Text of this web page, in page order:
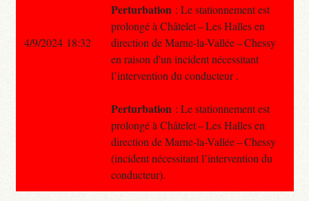
Perturbation : Le stationnement est
prolongé à Châtelet – Les Halles en
direction de Marne-la-Vallée – Chessy
en raison d'un incident nécessitant
l’intervention du conducteur .
Perturbation : Le stationnement est
prolongé à Châtelet – Les Halles en
direction de Marne-la-Vallée – Chessy
(incident nécessitant l’intervention du
conducteur).
4/9/2024 18:32